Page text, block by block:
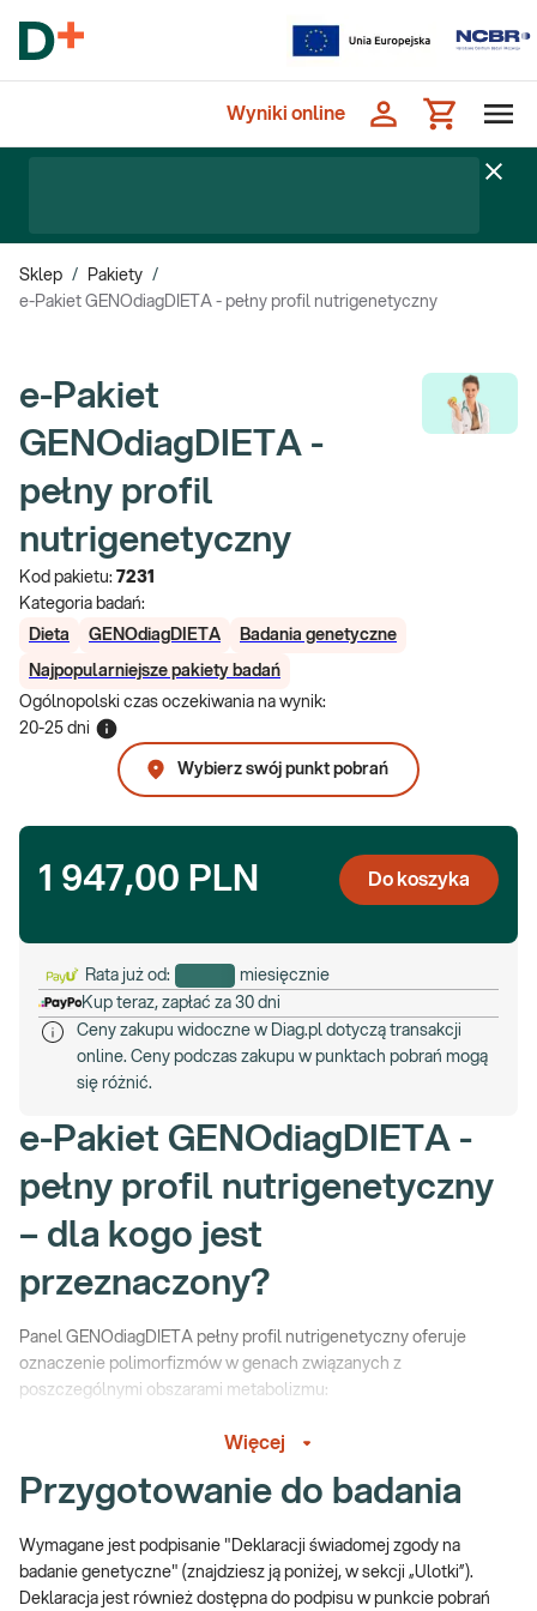
Wyniki online
Sklep / Pakiety /
e-Pakiet GENOdiagDIETA - pełny profil nutrigenetyczny
e-Pakiet
GENOdiagDIETA -
pełny profil
nutrigenetyczny
Kod pakietu: 7231
Kategoria badań:
Dieta
GENOdiagDIETA Badania genetyczne
Najpopularniejsze pakiety badań
Ogólnopolski czas oczekiwania na wynik:
20-25 dni
Wybierz swój punkt pobrań
1 947,00 PLN Do koszyka
Rata już od:
miesięcznie
Kup teraz, zapłać za 30 dni
Ceny zakupu widoczne w Diag.pl dotyczą transakcji
online. Ceny podczas zakupu w punktach pobrań mogą
się różnić.
e-Pakiet GENOdiagDIETA -
pełny profil nutrigenetyczny
– dla kogo jest
przeznaczony?
Panel GENOdiagDIETA pełny profil nutrigenetyczny oferuje
oznaczenie polimorfizmów w genach związanych z
poszczególnymi obszarami metabolizmu:
genach metabolizmu i otyłości (FTO,FABP2, PPARAY, Apo,
lipidów, a także predyspozycje do genetycznie uwarunkowanej
otyłości
•wgenach nietolerancji pokarmowych (HLA -DQ2/DQ8/DRB4,
LPH, CYP1A2, ALDH2, ADH 1C,ADH1B, ACE_I/D)–
odpowiadających za genetyczne predyspozycje do wystąpienia:
Więcej
Przygotowanie do badania
Wymagane jest podpisanie "Deklaracji świadomej zgody na
badanie genetyczne" (znajdziesz ją poniżej, w sekcji „Ulotki”).
Deklaracja jest również dostępna do podpisu w punkcie pobrań